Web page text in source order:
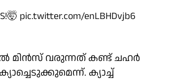
pic.twitter.com/enLBHDvjb6
മിൻസ് വരുന്നത് കണ്ട് ചഹർ
ക്യാച്ച്